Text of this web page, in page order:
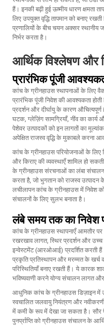
हैं। इनकी बढ़ी हुई ऊष्मीय धारण
लिए उपयुक्त वृद्धि तापमान को बनाए
प्रणालियों के बीच चयन अक्सर स्थानीय
निर्भर करता है।
आर्थिक विश्लेषण और
प्रारंभिक पूंजी
कांच के ग्रीनहाउस स्थापनाओं के लिए
प्रारंभिक पूंजी निवेश की आवश्यकता
प्रदर्शन और दीर्घायु के कारण
घटक, ग्लेज़िंग सामग्रियाँ, नींव का कार्य
पेशेवर उत्पादकों को इन लागतों का
अपेक्षित राजस्व वृद्धि के मुकाबले करना
कांच के ग्रीनहाउस परियोजनाओं के लिए
और किराए की व्यवस्थाएँ शामिल हो
के ग्रीनहाउस संरचनाओं का लंबा संचालन
करता है, जो भुगतान को राजस्व उत्पादन
लचीलापन कांच के ग्रीनहाउस में निवेश को
संचालनों के लिए सुलभ बनाता है।
लंबे समय तक का निवेश
कांच के ग्रीनहाउस स्थापनाएँ आमतौर
रखरखाव लागत, स्थिर प्रदर्शन और
इन्वेस्टमेंट (आरओआई) प्रदर्शित करती
प्रकृति प्रतिस्थापन और मरम्मत के
परिस्थितियाँ बनाए रखती हैं। ये कारक
भविष्यवाणी करने योग्य संचालन लागत
आधुनिक कांच के ग्रीनहाउस डिज़ाइन में
स्वचालित जलवायु नियंत्रण और
में कमी के रूप में देखा जा सकता है। सौर
पुनर्प्राप्ति को ग्रीनहाउस संचालन के